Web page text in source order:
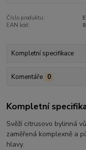
Číslo produktu:
EAN kód:
Kompletní specifikace
Komentáře 0
Kompletní
Svěží citrusovo bylinná
zaměřená komplexně a
hlavy.